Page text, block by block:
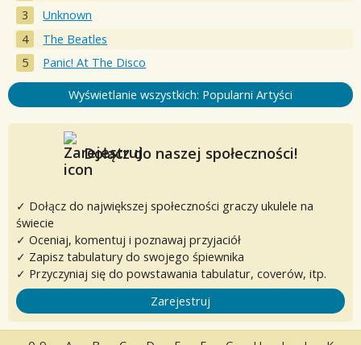
Unknown
The Beatles
Panic! At The Disco
Wyświetlanie wszystkich: Popularni Artyści
Dołącz do naszej społeczności!
✓ Dołącz do największej społeczności graczy ukulele na
świecie
✓ Oceniaj, komentuj i poznawaj przyjaciół
✓ Zapisz tabulatury do swojego śpiewnika
✓ Przyczyniaj się do powstawania tabulatur, coverów, itp.
Zarejestruj